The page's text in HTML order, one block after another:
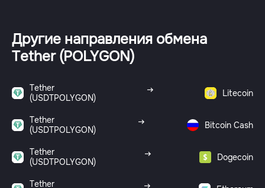
Другие направления обмена
Tether (POLYGON)
Tether
(USDTPOLYGON)
Litecoin
Tether
(USDTPOLYGON)
Bitcoin Cash
Tether
(USDTPOLYGON)
Dogecoin
Tether